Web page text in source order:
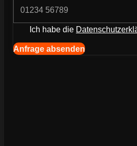
Ich habe die
Navigation (Kopie) (Kopieren)
Anfrage absenden